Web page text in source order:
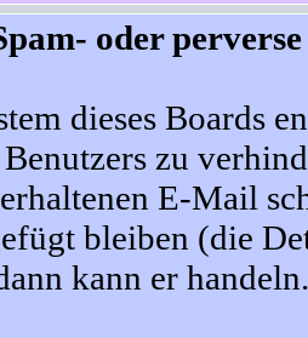
oder
dieses Boards
zu
E-Mail
bleiben (die
kann er handeln.